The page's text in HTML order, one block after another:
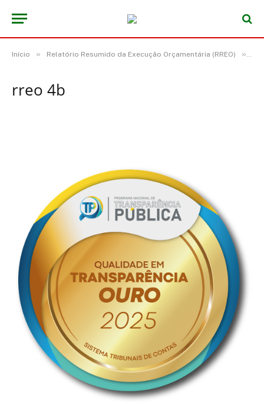
Início » Relatório Resumido da Execução Orçamentária (RREO) »
rreo 4b